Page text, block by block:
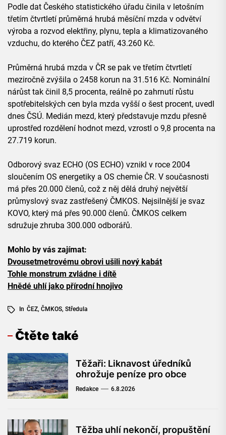
Podle dat Českého statistického úřadu činila v letošním
třetím čtvrtletí průměrná hrubá měsíční mzda v odvětví
výroba a rozvod elektřiny, plynu, tepla a klimatizovaného
vzduchu, do kterého ČEZ patří, 43.260 Kč.
Průměrná hrubá mzda v ČR se pak ve třetím čtvrtletí
meziročně zvýšila o 2458 korun na 31.516 Kč. Nominální
nárůst tak činil 8,5 procenta, reálně po zahrnutí růstu
spotřebitelských cen byla mzda vyšší o šest procent, uvedl
dnes ČSÚ. Medián mezd, který představuje mzdu přesně
uprostřed rozdělení hodnot mezd, vzrostl o 9,8 procenta na
27.719 korun.
Odborový svaz ECHO (OS ECHO) vznikl v roce 2004
sloučením OS energetiky a OS chemie ČR. V současnosti
má přes 20.000 členů, což z něj dělá druhý největší
průmyslový svaz zastřešený ČMKOS. Nejsilnější je svaz
KOVO, který má přes 90.000 členů. ČMKOS celkem
sdružuje zhruba 300.000 odborářů.
Mohlo by vás zajímat:
Dvousetmetrovému obrovi ušili nový kabát
Tohle monstrum zvládne i dítě
Hnědé uhlí jako přírodní hnojivo
In ČEZ, ČMKOS, Středula
Čtěte také
Těžaři: Liknavost úředníků
ohrožuje peníze pro obce
Redakce 6.8.2026
Těžba uhlí nekončí, propuštění